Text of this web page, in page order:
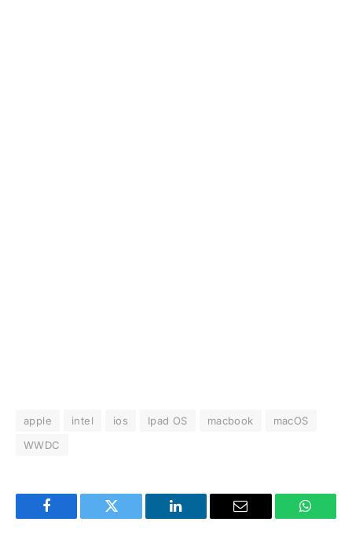
apple intel ios Ipad OS macbook
macOS
WWDC
Facebook Twitter LinkedIn Email